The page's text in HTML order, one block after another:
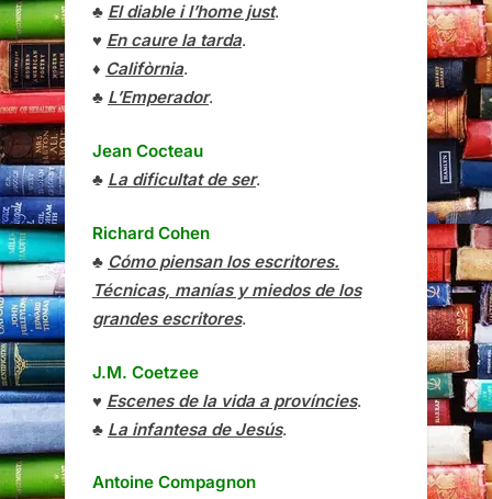
♣ El diable i l’home just.
♥ En caure la tarda.
♦ Califòrnia.
♣ L’Emperador.
Jean Cocteau
♣ La dificultat de ser.
Richard Cohen
♣ Cómo piensan los escritores.
Técnicas, manías y miedos de los
grandes escritores.
J.M. Coetzee
♥ Escenes de la vida a províncies.
♣ La infantesa de Jesús.
Antoine Compagnon